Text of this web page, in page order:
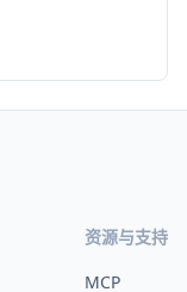
资源与支持
MCP